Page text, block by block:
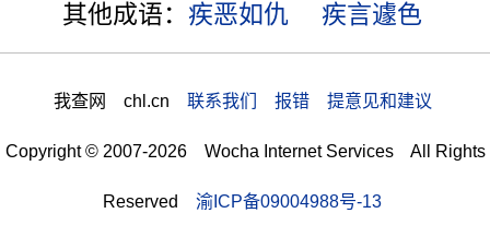
其他成语： 疾恶如仇 疾言遽色
我查网 chl.cn 联系我们 报错 提意见和建议
Copyright © 2007-2026 Wocha Internet Services All Rights
Reserved 渝ICP备09004988号-13